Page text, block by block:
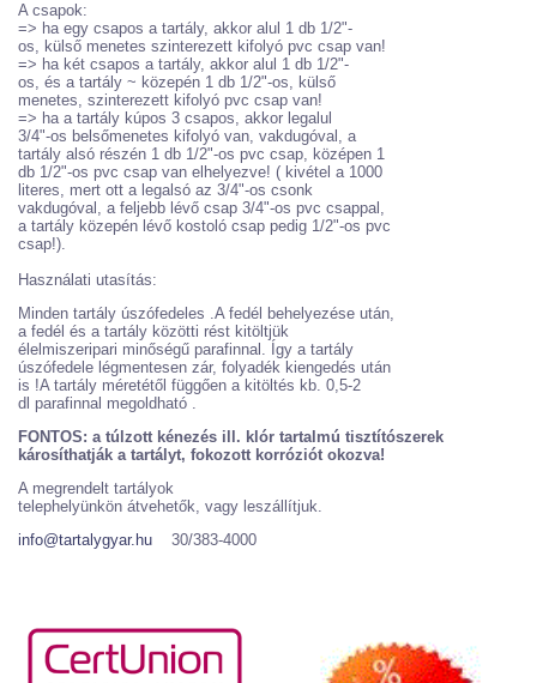
A csapok:
=> ha egy csapos a tartály, akkor alul 1 db 1/2"-
os, külső menetes szinterezett kifolyó pvc csap van!
=> ha két csapos a tartály, akkor alul 1 db 1/2"-
os, és a tartály ~ közepén 1 db 1/2"-os, külső
menetes, szinterezett kifolyó pvc csap van!
=> ha a tartály kúpos 3 csapos, akkor legalul
3/4"-os belsőmenetes kifolyó van, vakdugóval, a
tartály alsó részén 1 db 1/2"-os pvc csap, középen 1
db 1/2"-os pvc csap van elhelyezve! ( kivétel a 1000
literes, mert ott a legalsó az 3/4"-os csonk
vakdugóval, a feljebb lévő csap 3/4"-os pvc csappal,
a tartály közepén lévő kostoló csap pedig 1/2"-os pvc
csap!).
Használati utasítás:
Minden tartály úszófedeles .A fedél behelyezése után,
a fedél és a tartály közötti rést kitöltjük
élelmiszeripari minőségű parafinnal. Így a tartály
úszófedele légmentesen zár, folyadék kiengedés után
is !A tartály méretétől függően a kitöltés kb. 0,5-2
dl parafinnal megoldható .
FONTOS: a túlzott kénezés ill. klór tartalmú tisztítószerek
károsíthatják a tartályt, fokozott korróziót okozva!
A megrendelt tartályok
telephelyünkön átvehetők, vagy leszállítjuk.
info@tartalygyar.hu 30/383-4000